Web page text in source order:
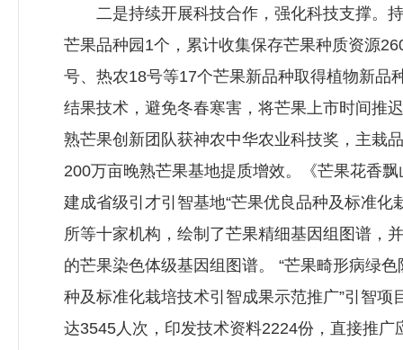
二是持续开展科技合作，强化科技支撑。持
芒果品种园1个，累计收集保存芒果种质资源
号、热农18号等17个芒果新品种取得植物新品
结果技术，避免冬春寒害，将芒果上市时间推
熟芒果创新团队获神农中华农业科技奖，主栽
200万亩晚熟芒果基地提质增效。《芒果花香
建成省级引才引智基地“芒果优良品种及标准
所等十家机构，绘制了芒果精细基因组图谱，
的芒果染色体级基因组图谱。 “芒果畸形病绿
种及标准化栽培技术引智成果示范推广”引智
达3545人次，印发技术资料2224份，直接推